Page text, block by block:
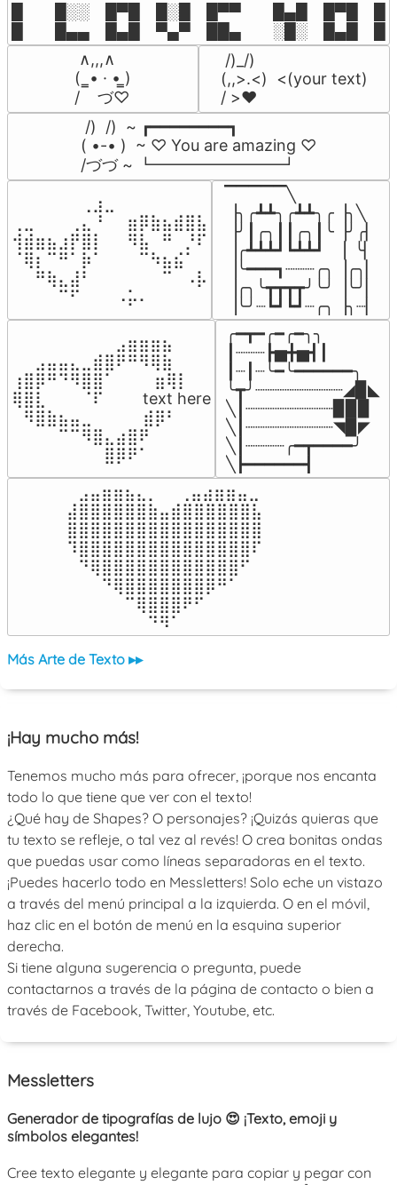
█  █░░ █▀█ █░█ █▀▀  █▄█ █▀█
█  █▄▄ █▄█ ▀▄▀ ██▄  ░█░ █▄█
∧,,,∧
(  ̳• · • ̳)
/    づ♡
/)_/)
(,,>.<)  <(your text)
/ >❤️
/)  /)  ~ ┏━━━━━━━━┓
( •-• )  ~ ♡ You are amazing ♡
/づづ ~ ┗━━━━━━━━┛
⠀⠀⠀⠀⠀⠀⢀⣰⣀⠀⠀⠀⠀⠀⠀⠀⠀
⢀⣀⠀⠀⠀⢀⣄⠘⠀⠀⣶⡿⣷⣦⣾⣿⣧
⢺⣾⣶⣦⣰⡟⣿⡇⠀⠀⠻⣧⠀⠛⠀⡘⠏
⠈⢿⡆⠉⠛⠁⡷⠁⠀⠀⠀⠉⠳⣦⣮⠁⠀
⠀⠀⠛⢷⣄⣼⠃⠀⠀⠀⠀⠀⠀⠉⠀⠠⡧
⠀⠀⠀⠀⠉⠋⠀⠀⠀⠠⡥⠄⠀⠀⠀⠀⠀
▔▔▔▔▔╲
▕╮╭┻┻╮╭┻┻╮╭▕╮╲
▕╯┃╭╮┃┃╭╮┃╰▕╯╭▏
▕╭┻┻┻┛┗┻┻┛  ▕  ╰▏
▕╰━━━┓┈┈┈╭╮▕╭╮▏
▕╭╮╰┳┳┳┳╯╰╯▕╰╯▏
▕╰╯┈┗┛┗┛┈╭╮▕╮┈▏
⠀⠀⠀⠀⠀⠀⠀⠀⠀⣠⣶⣶⣶⣦⠀⠀
⠀⠀⣠⣤⣤⣄⣀⣾⣿⠟⠛⠻⢿⣷⠀
⢰⣿⡿⠛⠙⠻⣿⣿⠁⠀⠀ ⠀⣶⢿⡇
⢿⣿⣇⠀⠀⠀⠈⠏⠀⠀⠀ text here
⠀⠻⣿⣷⣦⣤⣀⠀⠀⠀ ⠀⣾⡿⠃⠀
⠀⠀⠀⠀⠉⠉⠻⣿⣄⣴⣿⠟⠀⠀⠀
⠀⠀⠀⠀⠀⠀⠀⠀⣿⡿⠟⠁⠀⠀⠀
╭━┳━╭━╭━╮╮
┃┈┈┈┣▅╋▅┫┃
┃┈┃┈╰━╰━━━━━━╮
╰┳╯┈┈┈┈┈┈┈┈┈◢▉◣
╲┃┈┈┈┈┈┈┈┈┈▉▉▉
╲┃┈┈┈┈┈┈┈┈┈◥▉◤
╲┃┈┈┈┈╭━┳━━━━╯
╲┣━━━━━━┫﻿
⠀⣠⣤⣶⣶⣦⣄⡀  ⠀⢀⣤⣴⣶⣶⣤⣀⠀
⣼⣿⣿⣿⣿⣿⣿⣷⣤⣾⣿⣿⣿⣿⣿⣿⣧
⣿⣿⣿⣿⣿⣿⣿⣿⣿⣿⣿⣿⣿⣿⣿⣿⣿
⠹⣿⣿⣿⣿⣿⣿⣿⣿⣿⣿⣿⣿⣿⣿⣿⠏
⠀⠙⢿⣿⣿⣿⣿⣿⣿⣿⣿⣿⣿⣿⣿⠋⠀
⠀⠀⠀⠙⢿⣿⣿⣿⣿⣿⣿⣿⡿⠛⠁⠀⠀
⠀⠀⠀⠀⠀⠉⢿⣿⣿⣿⠟⠋⠀⠀⠀⠀⠀
⠀⠀⠀⠀⠀⠀⠀⠙⠻⠁⠀⠀⠀⠀⠀⠀⠀⠀⠀⠀⠀⠀⠀
Más Arte de Texto ▸▸
¡Hay mucho más!
Tenemos mucho más para ofrecer, ¡porque nos encanta
todo lo que tiene que ver con el texto!
¿Qué hay de Shapes? O personajes? ¡Quizás quieras que
tu texto se refleje, o tal vez al revés! O crea bonitas ondas
que puedas usar como líneas separadoras en el texto.
¡Puedes hacerlo todo en Messletters! Solo eche un vistazo
a través del menú principal a la izquierda. O en el móvil,
haz clic en el botón de menú en la esquina superior
derecha.
Si tiene alguna sugerencia o pregunta, puede
contactarnos a través de la página de contacto o bien a
través de Facebook, Twitter, Youtube, etc.
Messletters
Generador de tipografías de lujo 😍 ¡Texto, emoji y
símbolos elegantes!
Cree texto elegante y elegante para copiar y pegar con